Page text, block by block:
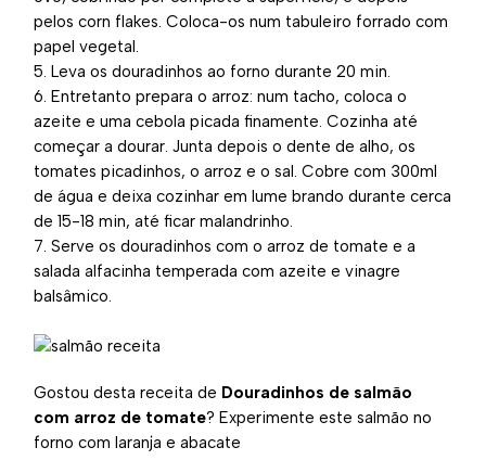
pelos corn flakes. Coloca-os num tabuleiro forrado com
papel vegetal.
Leva os douradinhos ao forno durante 20 min.
Entretanto prepara o arroz: num tacho, coloca o
azeite e uma cebola picada finamente. Cozinha até
começar a dourar. Junta depois o dente de alho, os
tomates picadinhos, o arroz e o sal. Cobre com 300ml
de água e deixa cozinhar em lume brando durante cerca
de 15-18 min, até ficar malandrinho.
Serve os douradinhos com o arroz de tomate e a
salada alfacinha temperada com azeite e vinagre
balsâmico.
Gostou desta receita de Douradinhos de salmão
com arroz de tomate?Experimente este salmão no
forno com laranja e abacate